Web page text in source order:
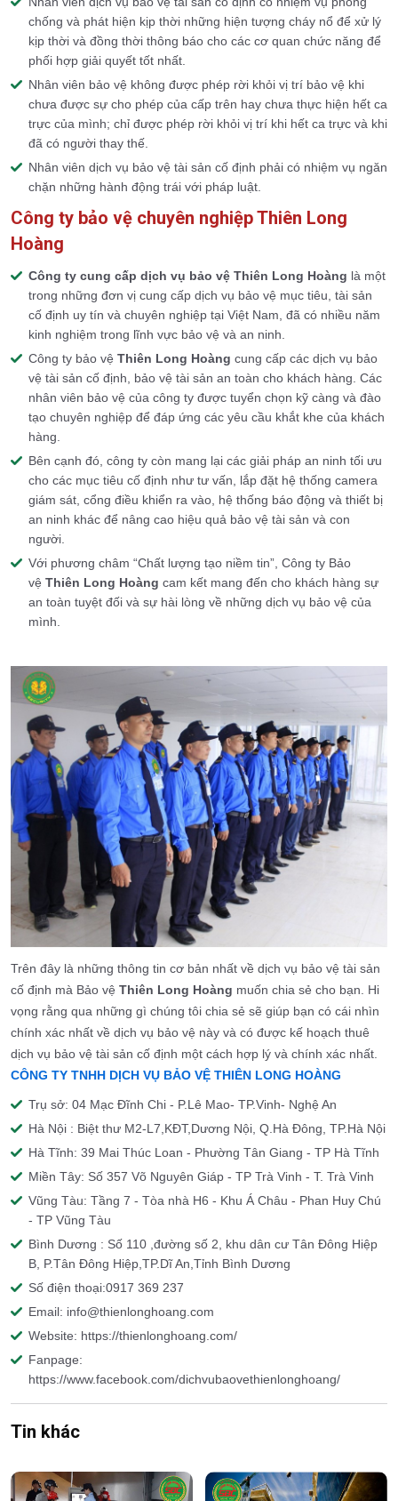
chống và phát hiện kịp thời những hiện tượng cháy nổ để xử lý
kịp thời và đồng thời thông báo cho các cơ quan chức năng để
phối hợp giải quyết tốt nhất.
Nhân viên bảo vệ không được phép rời khỏi vị trí bảo vệ khi
chưa được sự cho phép của cấp trên hay chưa thực hiện hết ca
trực của mình; chỉ được phép rời khỏi vị trí khi hết ca trực và khi
đã có người thay thế.
Nhân viên dịch vụ bảo vệ tài sản cố định phải có nhiệm vụ ngăn
chặn những hành động trái với pháp luật.
Công ty bảo vệ chuyên nghiệp Thiên Long
Hoàng
Công ty cung cấp dịch vụ bảo vệ Thiên Long Hoàng là một
trong những đơn vị cung cấp dịch vụ bảo vệ mục tiêu, tài sản
cố định uy tín và chuyên nghiệp tại Việt Nam, đã có nhiều năm
kinh nghiệm trong lĩnh vực bảo vệ và an ninh.
Công ty bảo vệ Thiên Long Hoàng cung cấp các dịch vụ bảo
vệ tài sản cố định, bảo vệ tài sản an toàn cho khách hàng. Các
nhân viên bảo vệ của công ty được tuyển chọn kỹ càng và đào
tạo chuyên nghiệp để đáp ứng các yêu cầu khắt khe của khách
hàng.
Bên cạnh đó, công ty còn mang lại các giải pháp an ninh tối ưu
cho các mục tiêu cố định như tư vấn, lắp đặt hệ thống camera
giám sát, cổng điều khiển ra vào, hệ thống báo động và thiết bị
an ninh khác để nâng cao hiệu quả bảo vệ tài sản và con
người.
Với phương châm “Chất lượng tạo niềm tin”, Công ty Bảo
vệ Thiên Long Hoàng cam kết mang đến cho khách hàng sự
an toàn tuyệt đối và sự hài lòng về những dịch vụ bảo vệ của
mình.
Trên đây là những thông tin cơ bản nhất về dịch vụ bảo vệ tài sản
cố định mà Bảo vệ Thiên Long Hoàng muốn chia sẻ cho bạn. Hi
vọng rằng qua những gì chúng tôi chia sẻ sẽ giúp bạn có cái nhìn
chính xác nhất về dịch vụ bảo vệ này và có được kế hoạch thuê
dịch vụ bảo vệ tài sản cố định một cách hợp lý và chính xác nhất.
CÔNG TY TNHH DỊCH VỤ BẢO VỆ THIÊN LONG HOÀNG
Trụ sở: 04 Mạc Đĩnh Chi - P.Lê Mao- TP.Vinh- Nghệ An
Hà Nội : Biệt thư M2-L7,KĐT,Dương Nội, Q.Hà Đông, TP.Hà Nội
Hà Tĩnh: 39 Mai Thúc Loan - Phường Tân Giang - TP Hà Tĩnh
Miền Tây: Số 357 Võ Nguyên Giáp - TP Trà Vinh - T. Trà Vinh
Vũng Tàu: Tầng 7 - Tòa nhà H6 - Khu Á Châu - Phan Huy Chú
- TP Vũng Tàu
Bình Dương : Số 110 ,đường số 2, khu dân cư Tân Đông Hiệp
B, P.Tân Đông Hiệp,TP.Dĩ An,Tỉnh Bình Dương
Số điện thoại:0917 369 237
Email: info@thienlonghoang.com
Website: https://thienlonghoang.com/
Fanpage:
https://www.facebook.com/dichvubaovethienlonghoang/
Tin khác